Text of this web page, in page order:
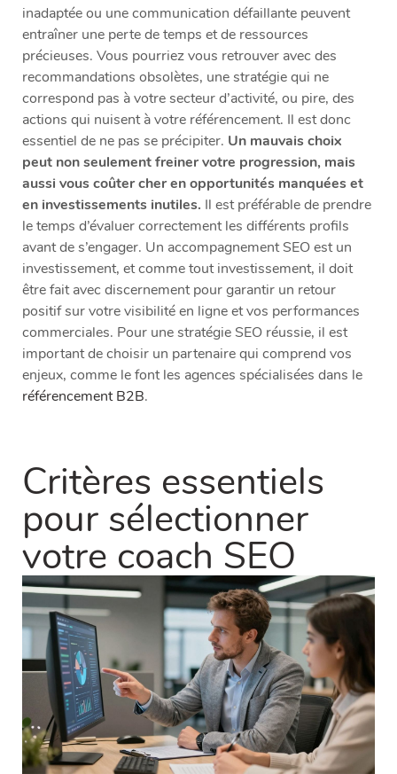
inadaptée ou une communication défaillante peuvent
entraîner une perte de temps et de ressources
précieuses. Vous pourriez vous retrouver avec des
recommandations obsolètes, une stratégie qui ne
correspond pas à votre secteur d’activité, ou pire, des
actions qui nuisent à votre référencement. Il est donc
essentiel de ne pas se précipiter. Un mauvais choix
peut non seulement freiner votre progression, mais
aussi vous coûter cher en opportunités manquées et
en investissements inutiles. Il est préférable de prendre
le temps d’évaluer correctement les différents profils
avant de s’engager. Un accompagnement SEO est un
investissement, et comme tout investissement, il doit
être fait avec discernement pour garantir un retour
positif sur votre visibilité en ligne et vos performances
commerciales. Pour une stratégie SEO réussie, il est
important de choisir un partenaire qui comprend vos
enjeux, comme le font les agences spécialisées dans le
référencement B2B.
Critères essentiels
pour sélectionner
votre coach SEO